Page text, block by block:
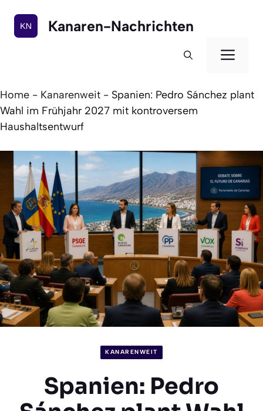
Inhalt
springen
Kanaren-Nachrichten
Home - Kanarenweit - Spanien: Pedro Sánchez plant
Wahl im Frühjahr 2027 mit kontroversem
Haushaltsentwurf
KANARENWEIT
Spanien: Pedro